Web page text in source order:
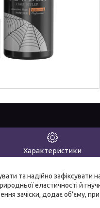
Характеристики
та надійно зафіксувати на
еластичності й
зачіски, додає об’єму,